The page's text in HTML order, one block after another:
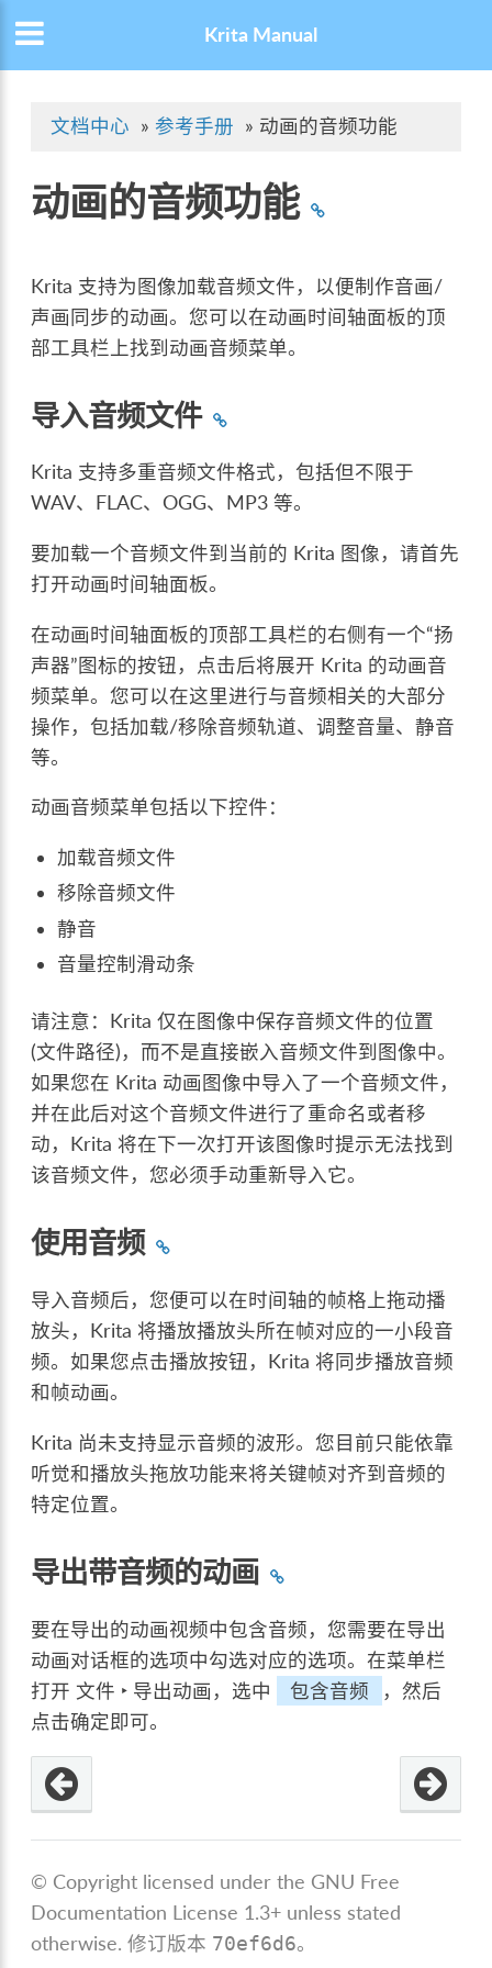
Krita Manual
文档中心 » 参考手册 » 动画的音频功能
动画的音频功能
Krita 支持为图像加载音频文件，以便制作音画/
声画同步的动画。您可以在动画时间轴面板的顶
部工具栏上找到动画音频菜单。
导入音频文件
Krita 支持多重音频文件格式，包括但不限于
WAV、FLAC、OGG、MP3 等。
要加载一个音频文件到当前的 Krita 图像，请首先
打开动画时间轴面板。
在动画时间轴面板的顶部工具栏的右侧有一个“扬
声器”图标的按钮，点击后将展开 Krita 的动画音
频菜单。您可以在这里进行与音频相关的大部分
操作，包括加载/移除音频轨道、调整音量、静音
等。
动画音频菜单包括以下控件：
加载音频文件
移除音频文件
静音
音量控制滑动条
请注意：Krita 仅在图像中保存音频文件的位置
(文件路径)，而不是直接嵌入音频文件到图像中。
如果您在 Krita 动画图像中导入了一个音频文件，
并在此后对这个音频文件进行了重命名或者移
动，Krita 将在下一次打开该图像时提示无法找到
该音频文件，您必须手动重新导入它。
使用音频
导入音频后，您便可以在时间轴的帧格上拖动播
放头，Krita 将播放播放头所在帧对应的一小段音
频。如果您点击播放按钮，Krita 将同步播放音频
和帧动画。
Krita 尚未支持显示音频的波形。您目前只能依靠
听觉和播放头拖放功能来将关键帧对齐到音频的
特定位置。
导出带音频的动画
要在导出的动画视频中包含音频，您需要在导出
动画对话框的选项中勾选对应的选项。在菜单栏
打开 文件 ‣ 导出动画 ，选中 包含音频
，然后
点击确定即可。
© Copyright licensed under the GNU Free
Documentation License 1.3+ unless stated
otherwise.修订版本 70ef6d6。